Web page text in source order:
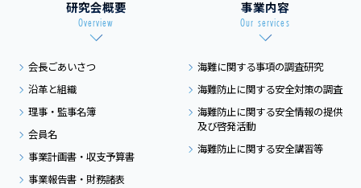
研究会概要
Overview
会長ごあいさつ
沿革と組織
理事・監事名簿
会員名
事業計画書・収支予算書
事業報告書・財務諸表
事業内容
Our services
海難に関する事項の調査研究
海難防止に関する安全対策の調査
海難防止に関する安全情報の提供
及び啓発活動
海難防止に関する安全講習等